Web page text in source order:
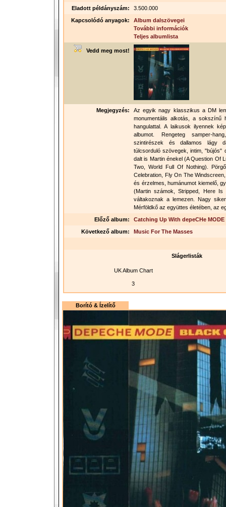
Eladott példányszám:
3.500.000
Kapcsolódó anyagok:
Album dalszövegei
További információk
Teljes albumlista
Vedd meg most!
Megjegyzés:
Az egyik nagy klasszikus a DM
monumentális alkotás, a sokszínű
hangulattal. A laikusok ilyennek
albumot. Rengeteg samper-
szintirészek és dallamos lágy
túlcsorduló szövegek, intim, "bújós"
dalt is Martin énekel (A Question Of
Two, World Full Of Nothing).
Celebration, Fly On The
és érzelmes, humánumot kiemelő,
(Martin számok, Stripped, Here
váltakoznak a lemezen. Nagy
Mérföldkő az együttes életében, az
Előző album:
Catching Up With depeCHe MODE
Következő album:
Music For The Masses
Slágerlisták
UK Album Chart
3
Borító & Ízelítő